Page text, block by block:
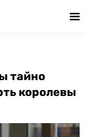
тайно
королевы